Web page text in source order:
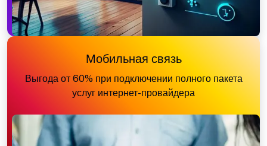
Мобильная связь
Выгода от 60% при подключении полного пакета
услуг интернет-провайдера